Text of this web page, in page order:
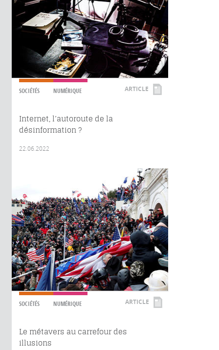
SOCIÉTÉS NUMÉRIQUE ARTICLE
Internet, l’autoroute de la
désinformation ?
22.06.2022
SOCIÉTÉS NUMÉRIQUE ARTICLE
Le métavers au carrefour des
illusions